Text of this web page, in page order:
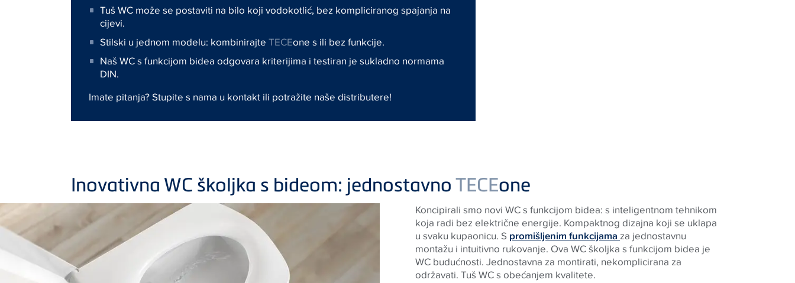
Tuš WC može se postaviti na bilo koji vodokotlić, bez kompliciranog spajanja na
cijevi.
Stilski u jednom modelu: kombinirajteTECEone s ili bez funkcije.
Naš WC s funkcijom bidea odgovara kriterijima i testiran je sukladno normama
DIN.
Imate pitanja? Stupite s nama u kontakt ili potražite naše distributere!
Inovativna WC školjka s bideom: jednostavnoTECEone
Koncipirali smo novi WC s funkcijom bidea: s inteligentnom tehnikom
koja radi bez električne energije. Kompaktnog dizajna koji se uklapa
u svaku kupaonicu. S promišljenim funkcijama za jednostavnu
montažu i intuitivno rukovanje. Ova WC školjka s funkcijom bidea je
WC budućnosti. Jednostavna za montirati, nekomplicirana za
održavati. Tuš WC s obećanjem kvalitete.